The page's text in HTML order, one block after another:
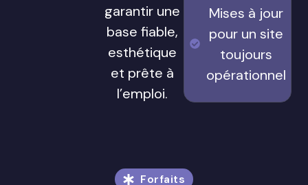
garantir une
base fiable,
esthétique
et prête à
l’emploi.
Mises à jour
pour un site
toujours
opérationnel
Forfaits